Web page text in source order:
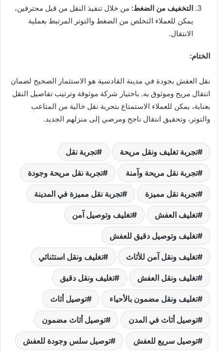
التخفيف من الضغط: من خلال تنفيذ النقل من قبل محترفين،
يمكن للعملاء التخلص من الضغط والتوتر المرتبط بعملية
الانتقال.
الختام:
نقل العفش بجودة في مدينة القادسية هو الاستثمار الصحيح لضمان
انتقال مريح وموثوق به. باختيار شركة موثوقة وترتيب تفاصيل النقل
بعناية، يمكن للعملاء الاستمتاع بتجربة نقل خالية من المتاعب
والتوتر، وتحقيق انتقال ناجح ومرضي إلى منزلهم الجديد.
تجربة تغليف ونقل مريحة تجربة نقل
تجربة نقل مريحة وآمنة تجربة نقل مريحة وجودة
تجربة نقل مميزة تجربة نقل مميزة في المدينة
تغليف العفش تغليف وتوصيل آمن
تغليف وتوصيل دقيق للعفش
تغليف ونقل آمن للأثاث تغليف ونقل استثنائي
تغليف ونقل العفش تغليف ونقل دقيق
تغليف ونقل مضمون بالأحياء توصيل أثاث
توصيل أثاث في المدن توصيل أثاث مضمون
توصيل سريع للعفش توصيل سلس وجودة للعفش